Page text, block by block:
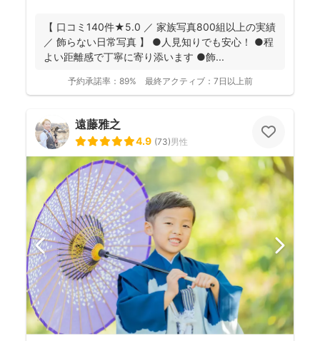
【 口コミ140件★5.0 ／ 家族写真800組以上の実績
／ 飾らない日常写真 】 ●人見知りでも安心！ ●程
よい距離感で丁寧に寄り添います ●飾...
予約承諾率： 89% 最終アクティブ： 7日以上前
遠藤雅之
4.9 (73)男性